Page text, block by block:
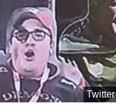
Twitter